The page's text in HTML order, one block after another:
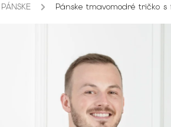
PÁNSKE / Pánske tmavomodré tričko s